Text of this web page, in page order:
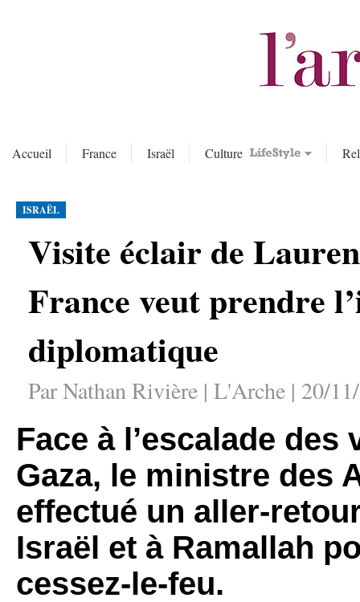
Accueil France Israël Culture
ISRAËL
Visite éclair de
France veut prendre
diplomatique
Par Nathan Rivière | L'Arche | 20/
Face à l’escalade
Gaza, le ministre des
effectué un aller-
Israël et à Ramallah
cessez-le-feu.